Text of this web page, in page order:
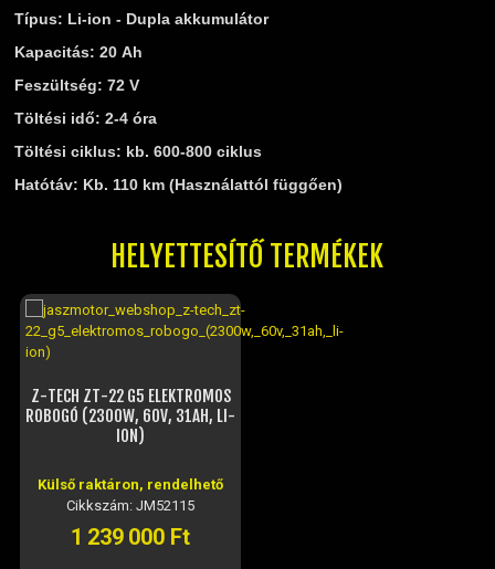
Típus: Li-ion - Dupla akkumulátor
Kapacitás: 20 Ah
Feszültség: 72 V
Töltési idő: 2-4 óra
Töltési ciklus: kb. 600-800 ciklus
Hatótáv: Kb. 110 km (Használattól függően)
HELYETTESÍTŐ TERMÉKEK
Z-TECH ZT-22 G5 ELEKTROMOS
ROBOGÓ (2300W, 60V, 31AH, LI-
ION)
Külső raktáron, rendelhető
Cikkszám: JM52115
1 239 000 Ft